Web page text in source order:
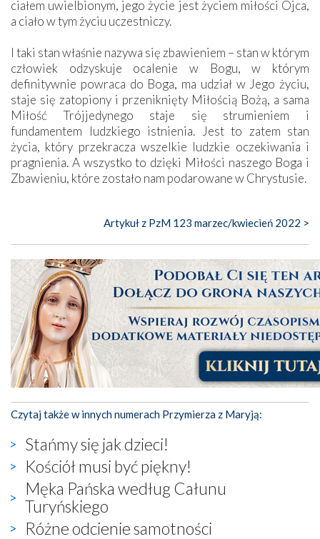
ciałem uwielbionym, jego życie jest życiem miłości Ojca,
a ciało w tym życiu uczestniczy.
I taki stan właśnie nazywa się zbawieniem – stan w którym
człowiek odzyskuje ocalenie w Bogu, w którym
definitywnie powraca do Boga, ma udział w Jego życiu,
staje się zatopiony i przeniknięty Miłością Bożą, a sama
Miłość Trójjedynego staje się strumieniem i
fundamentem ludzkiego istnienia. Jest to zatem stan
życia, który przekracza wszelkie ludzkie oczekiwania i
pragnienia. A wszystko to dzięki Miłości naszego Boga i
Zbawieniu, które zostało nam podarowane w Chrystusie.
Artykuł z PzM 123 marzec/kwiecień 2022 >
Czytaj także w innych numerach Przymierza z Maryją:
Stańmy się jak dzieci!
Kościół musi być piękny!
Męka Pańska według Całunu
Turyńskiego
Różne odcienie samotności